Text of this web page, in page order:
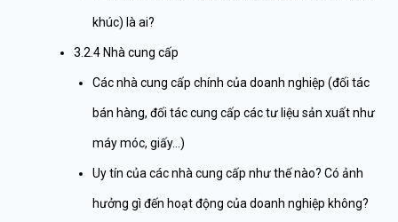
khúc) là ai?
3.2.4 Nhà cung cấp
Các nhà cung cấp chính của doanh nghiệp (đối tác
bán hàng, đối tác cung cấp các tư liệu sản xuất như
máy móc, giấy…)
Uy tín của các nhà cung cấp như thế nào? Có ảnh
hưởng gì đến hoạt động của doanh nghiệp không?